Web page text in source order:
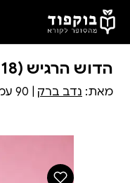
דלג לתוכן הראשי
הדוש הרגיש (18+)
מאת: נדב ברק